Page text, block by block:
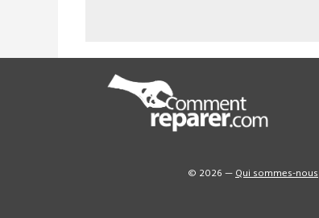
© 2026 —Qui sommes-nous